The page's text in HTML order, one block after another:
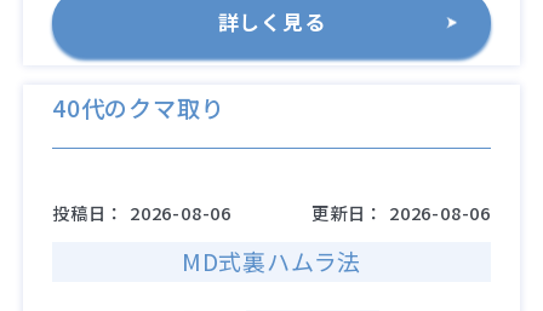
詳しく見る
40代のクマ取り
投稿日： 2026-08-06 更新日： 2026-08-06
MD式裏ハムラ法